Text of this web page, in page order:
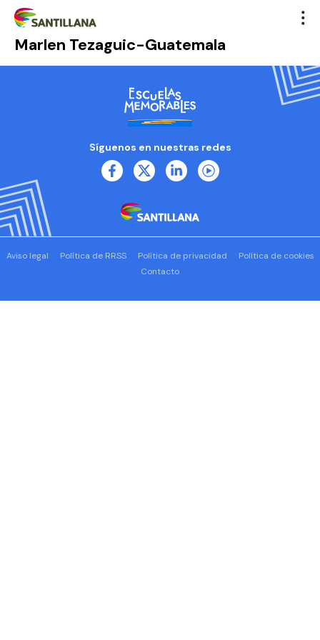
Marlen Tezaguic-Guatemala
Síguenos en nuestras redes
Aviso legal Política de RRSS Política de privacidad
Política de cookies
Contacto